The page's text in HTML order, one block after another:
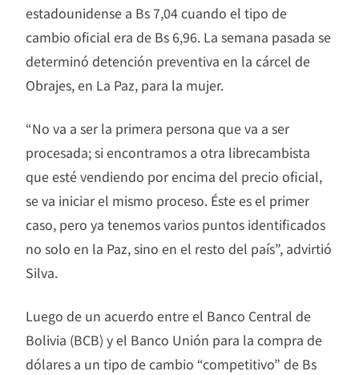
estadounidense a Bs 7,04 cuando el tipo de
cambio oficial era de Bs 6,96. La semana pasada se
determinó detención preventiva en la cárcel de
Obrajes, en La Paz, para la mujer.
“No va a ser la primera persona que va a ser
procesada; si encontramos a otra librecambista
que esté vendiendo por encima del precio oficial,
se va iniciar el mismo proceso. Éste es el primer
caso, pero ya tenemos varios puntos identificados
no solo en la Paz, sino en el resto del país”, advirtió
Silva.
Luego de un acuerdo entre el Banco Central de
Bolivia (BCB) y el Banco Unión para la compra de
dólares a un tipo de cambio “competitivo” de Bs